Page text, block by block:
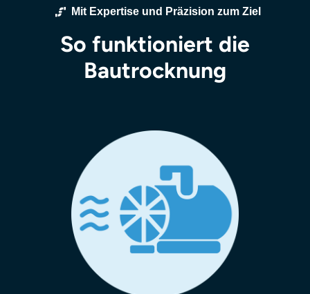
Mit Expertise und Präzision zum Ziel
So funktioniert die
Bautrocknung